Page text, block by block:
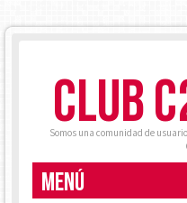
CLUB
Somos una comunidad de
MENÚ